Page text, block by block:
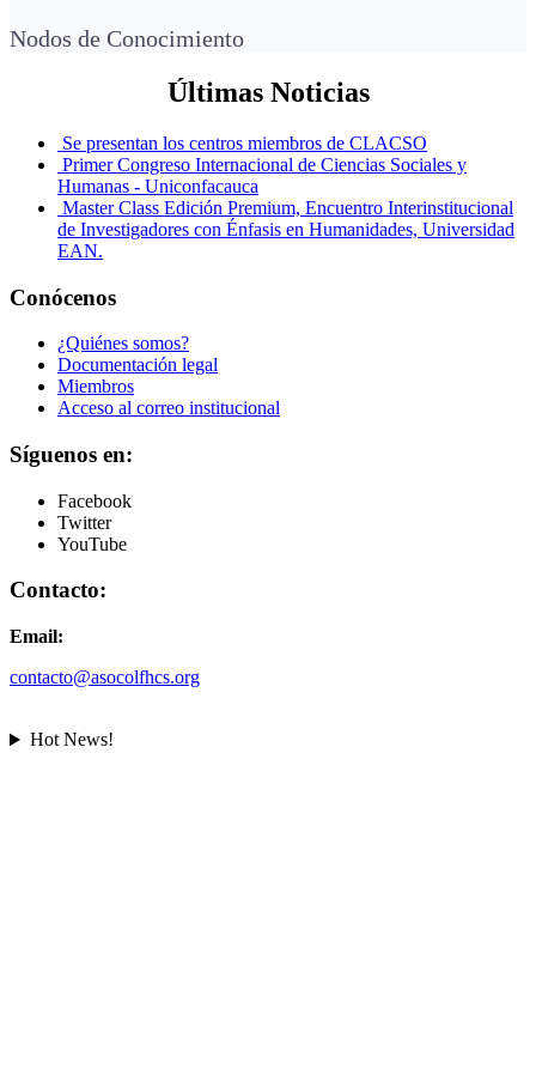
Nodos de Conocimiento
Últimas Noticias
Se presentan los centros miembros de CLACSO
Primer Congreso Internacional de Ciencias Sociales y
Humanas - Uniconfacauca
Master Class Edición Premium, Encuentro Interinstitucional
de Investigadores con Énfasis en Humanidades, Universidad
EAN.
Conócenos
¿Quiénes somos?
Documentación legal
Miembros
Acceso al correo institucional
Síguenos en:
Facebook
Twitter
YouTube
Contacto:
Email:
contacto@asocolfhcs.org
Hot News!